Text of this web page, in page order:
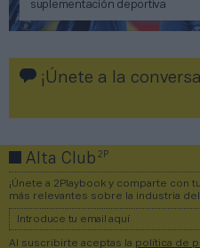
suplementación deportiva
¡Únete a la
Alta Club2P
¡Únete a 2Playbook y comparte con
más relevantes sobre la industria
Al suscribirte aceptas la política de